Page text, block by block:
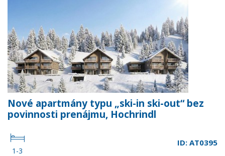
Nové apartmány typu „ski-in ski-out“ bez
povinnosti prenájmu, Hochrindl
1-3
ID: AT0395